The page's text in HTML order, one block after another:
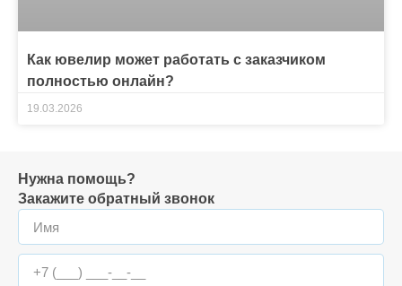
Как ювелир может работать с заказчиком
полностью онлайн?
19.03.2026
Нужна помощь?
Закажите обратный звонок